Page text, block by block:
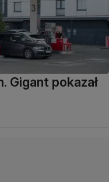
Gigant pokazał